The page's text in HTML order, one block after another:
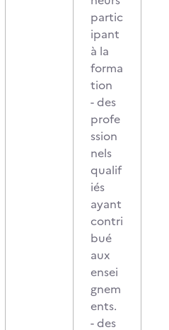
partic
ipant
à la
forma
tion
- des
profe
ssion
nels
qualif
iés
ayant
contri
bué
aux
ensei
gnem
ents.
- des